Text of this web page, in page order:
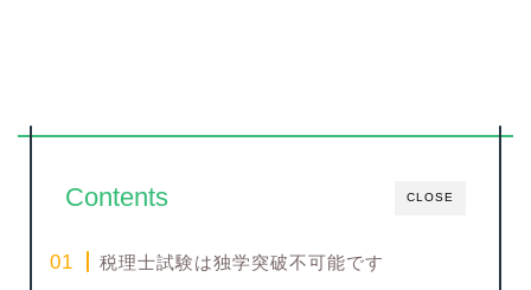
CLOSE
Contents
税理士試験は独学突破不可能です